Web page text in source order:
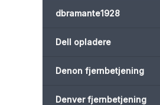
dbramante1928
Dell opladere
Denon fjernbetjening
Denver fjernbetjening